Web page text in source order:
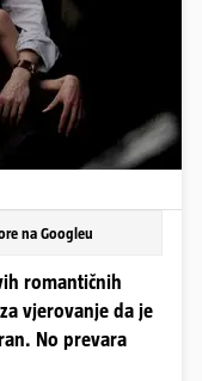
na Googleu
romantičnih
vjerovanje da je
No prevara